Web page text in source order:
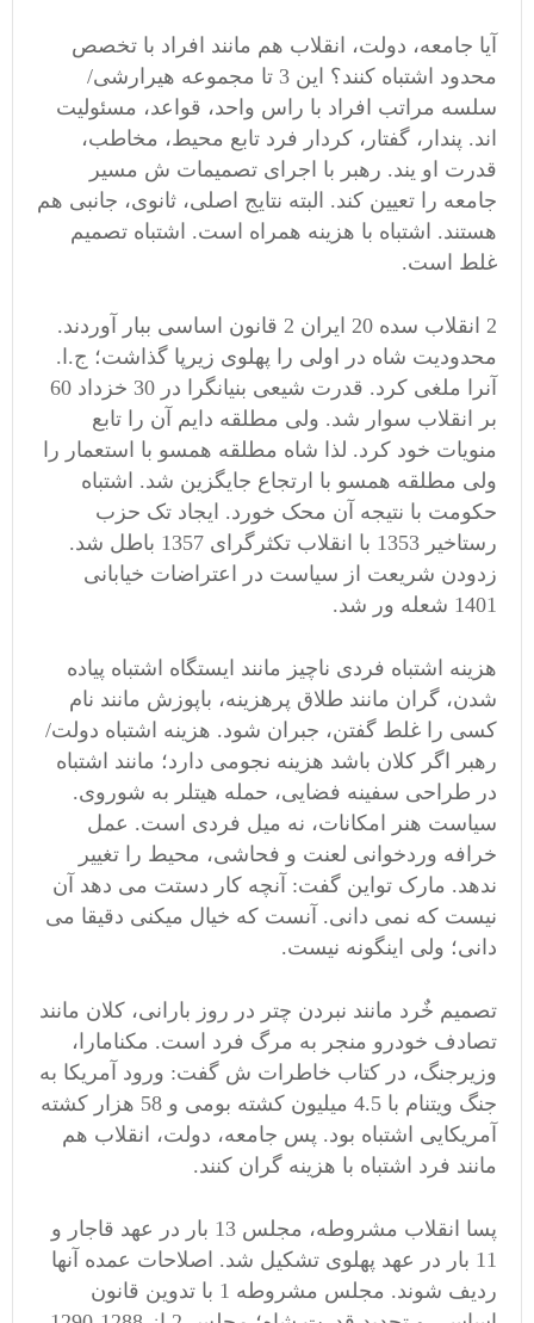
آیا جامعه، دولت، انقلاب هم مانند افراد با تخصص
محدود اشتباه کنند؟ این 3 تا مجموعه هیرارشی/
سلسه مراتب افراد با راس واحد، قواعد، مسئولیت
اند. پندار، گفتار، کردار فرد تابع محیط، مخاطب،
قدرت او یند. رهبر با اجرای تصمیمات ش مسیر
جامعه را تعیین کند. البته نتایج اصلی، ثانوی، جانبی هم
هستند. اشتباه با هزینه همراه است. اشتباه تصمیم
غلط است.
2 انقلاب سده 20 ایران 2 قانون اساسی ببار آوردند.
محدودیت شاه در اولی را پهلوی زیرپا گذاشت؛ ج.ا.
آنرا ملغی کرد. قدرت شیعی بنیانگرا در 30 خزداد 60
بر انقلاب سوار شد. ولی مطلقه دایم آن را تابع
منویات خود کرد. لذا شاه مطلقه همسو با استعمار را
ولی مطلقه همسو با ارتجاع جایگزین شد. اشتباه
حکومت با نتیجه آن محک خورد. ایجاد تک حزب
رستاخیر 1353 با انقلاب تکثرگرای 1357 باطل شد.
زدودن شریعت از سیاست در اعتراضات خیابانی
1401 شعله ور شد.
هزینه اشتباه فردی ناچیز مانند ایستگاه اشتباه پیاده
شدن، گران مانند طلاق پرهزینه، باپوزش مانند نام
کسی را غلط گفتن، جبران شود. هزینه اشتباه دولت/
رهبر اگر کلان باشد هزینه نجومی دارد؛ مانند اشتباه
در طراحی سفینه فضایی، حمله هیتلر به شوروی.
سیاست هنر امکانات، نه میل فردی است. عمل
خرافه وردخوانی لعنت و فحاشی، محیط را تغییر
ندهد. مارک تواین گفت: آنچه کار دستت می دهد آن
نیست که نمی دانی. آنست که خیال میکنی دقیقا می
دانی؛ ولی اینگونه نیست.
تصمیم خٌرد مانند نبردن چتر در روز بارانی، کلان مانند
تصادف خودرو منجر به مرگ فرد است. مکنامارا،
وزیرجنگ، در کتاب خاطرات ش گفت: ورود آمریکا به
جنگ ویتنام با 4.5 میلیون کشته بومی و 58 هزار کشته
آمریکایی اشتباه بود. پس جامعه، دولت، انقلاب هم
مانند فرد اشتباه با هزینه گران کنند.
پسا انقلاب مشروطه، مجلس 13 بار در عهد قاجار و
11 بار در عهد پهلوی تشکیل شد. اصلاحات عمده آنها
ردیف شوند. مجلس مشروطه 1 با تدوین قانون